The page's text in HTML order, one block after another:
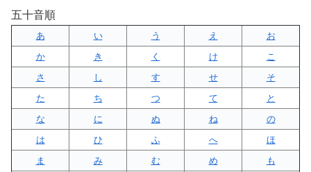
五十音順
あ い う え
お
か
き く け
こ
さ
し す せ
そ
た
ち つ て
と
な
に ぬ ね
の
は
ひ ふ へ
ほ
ま
み む め
も